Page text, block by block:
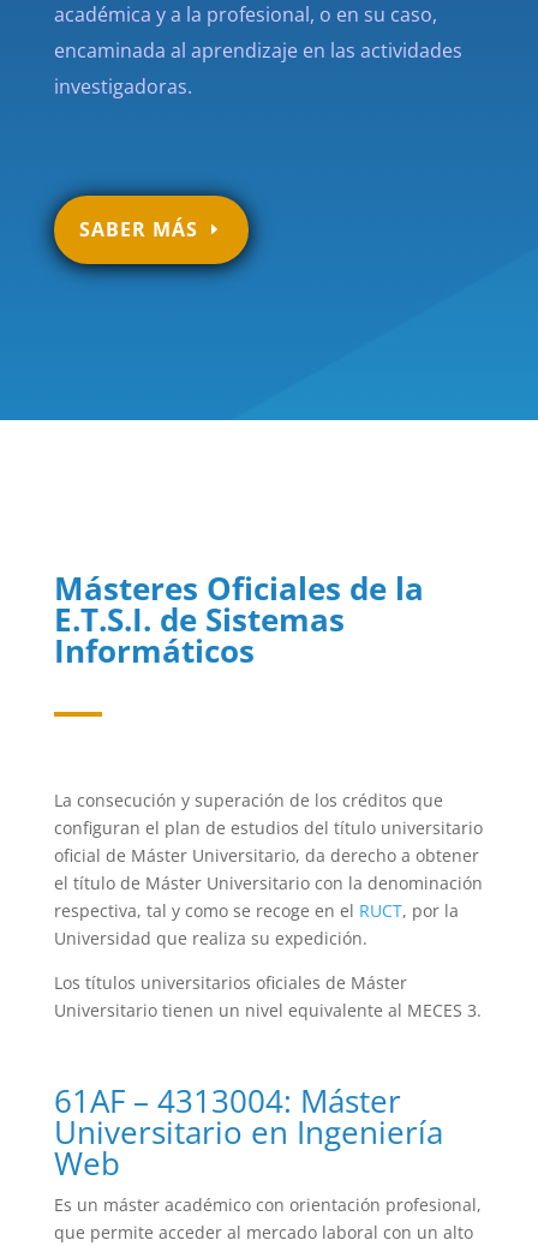
académica y a la profesional, o en su caso,
encaminada al aprendizaje en las actividades
investigadoras.
SABER MÁS
Másteres Oficiales de la
E.T.S.I. de Sistemas
Informáticos
La consecución y superación de los créditos que
configuran el plan de estudios del título universitario
oficial de Máster Universitario, da derecho a obtener
el título de Máster Universitario con la denominación
respectiva, tal y como se recoge en el RUCT, por la
Universidad que realiza su expedición.
Los títulos universitarios oficiales de Máster
Universitario tienen un nivel equivalente al MECES 3.
61AF – 4313004: Máster
Universitario en Ingeniería
Web
Es un máster académico con orientación profesional,
que permite acceder al mercado laboral con un alto